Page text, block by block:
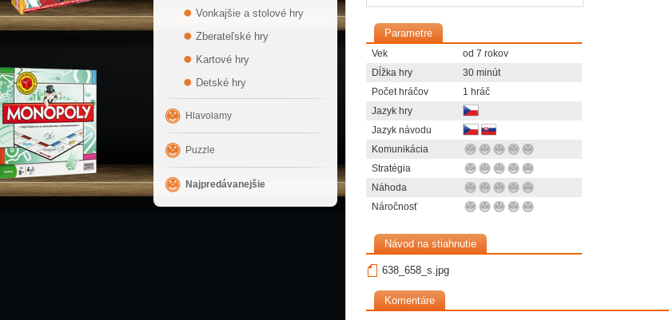
Vonkajšie a stolové hry
Zberateľské hry
Kartové hry
Detské hry
Hlavolamy
Puzzle
Najpredávanejšie
Parametre
Vek
od 7 rokov
Dĺžka hry
30 minút
Počet hráčov
1 hráč
Jazyk hry
Jazyk návodu
Komunikácia
Stratégia
Náhoda
Náročnosť
Návod na stiahnutie
638_658_s.jpg
Komentáre